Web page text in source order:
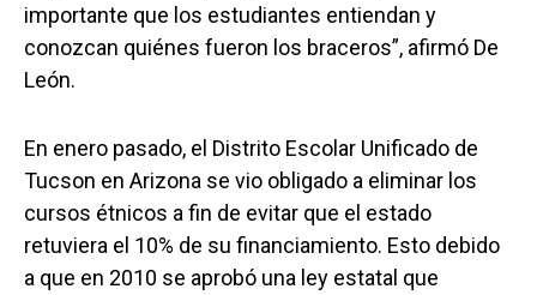
importante que los estudiantes entiendan y
conozcan quiénes fueron los braceros”, afirmó De
León.
En enero pasado, el Distrito Escolar Unificado de
Tucson en Arizona se vio obligado a eliminar los
cursos étnicos a fin de evitar que el estado
retuviera el 10% de su financiamiento. Esto debido
a que en 2010 se aprobó una ley estatal que